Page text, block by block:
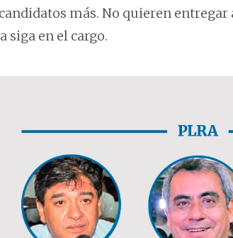
más. No quieren
siga en el cargo.